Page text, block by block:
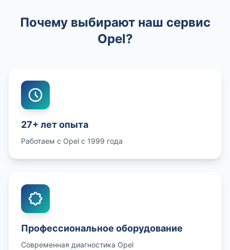
Почему выбирают наш сервис
Opel?
27+ лет опыта
Работаем с Opel с 1999 года
Профессиональное оборудование
Современная диагностика Opel